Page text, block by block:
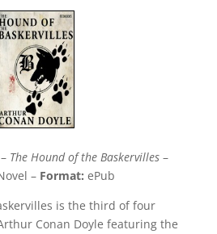
The Hound of the Baskervilles–
– Format: ePub
is the third of four
Conan Doyle featuring the